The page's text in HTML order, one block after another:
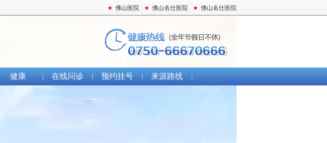
★ 佛山医院 ★ 佛山名仕医院 ★ 佛山名仕医院
健康 在线问诊 预约挂号 来源路线